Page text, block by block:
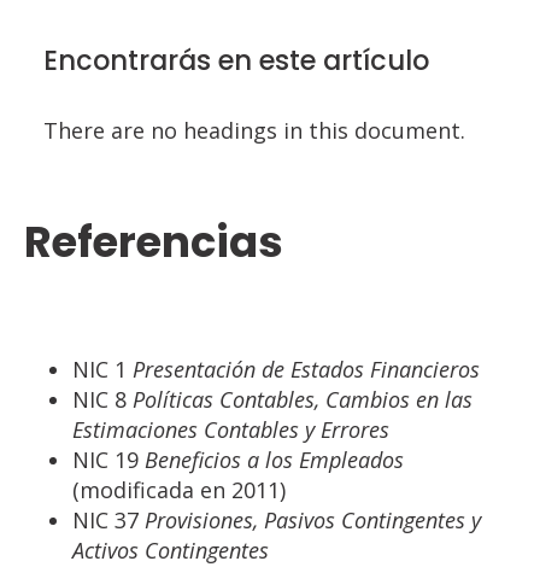
Encontrarás en este artículo
There are no headings in this document.
Referencias
NIC 1 Presentación de Estados Financieros
NIC 8 Políticas Contables, Cambios en las
Estimaciones Contables y Errores
NIC 19 Beneficios a los Empleados
(modificada en 2011)
NIC 37 Provisiones, Pasivos Contingentes y
Activos Contingentes